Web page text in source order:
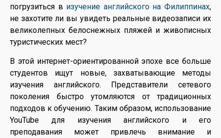
погрузиться в изучение английского на Филиппинах,
не захотите ли вы увидеть реальные видеозаписи их
великолепных белоснежных пляжей и живописных
туристических мест?
В этой интернет-ориентированной эпохе все больше
студентов ищут новые, захватывающие методы
изучения английского. Представители сетевого
поколения быстро утомляются от традиционных
подходов к обучению. Таким образом, использование
YouTube для изучения английского и его
преподавания может привлечь внимание и